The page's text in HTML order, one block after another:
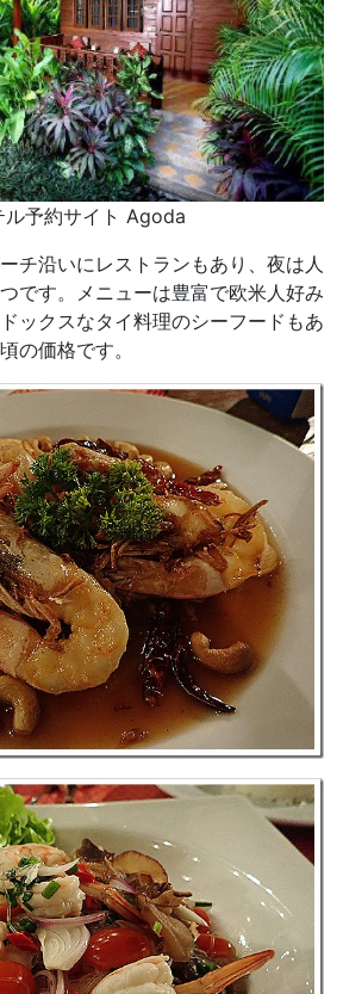
ル予約サイト Agoda
チ沿いにレストランもあり、夜は人
です。メニューは豊富で欧米人好み
ックスなタイ料理のシーフードもあ
の価格です。